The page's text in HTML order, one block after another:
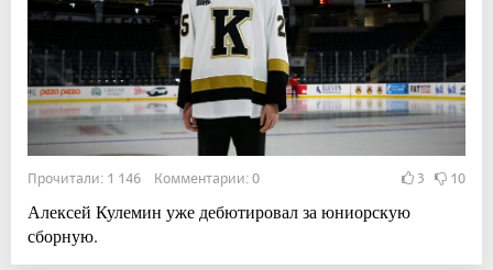
Прочитали: 1 146 Комментарии: 0 3 10
Алексей Кулемин уже дебютировал за юниорскую
сборную.